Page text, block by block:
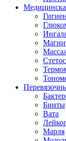
Бинты
Вата
Марля